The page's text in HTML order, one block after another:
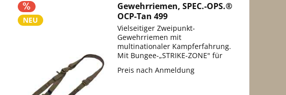
NEU
Gewehrriemen, SPEC.-OPS.®
OCP-Tan 499
Vielseitiger Zweipunkt-
Gewehrriemen mit
multinationaler Kampferfahrung.
Mit Bungee-„STRIKE-ZONE" für
an jedes Gewehr an und passt
Preis nach Anmeldung